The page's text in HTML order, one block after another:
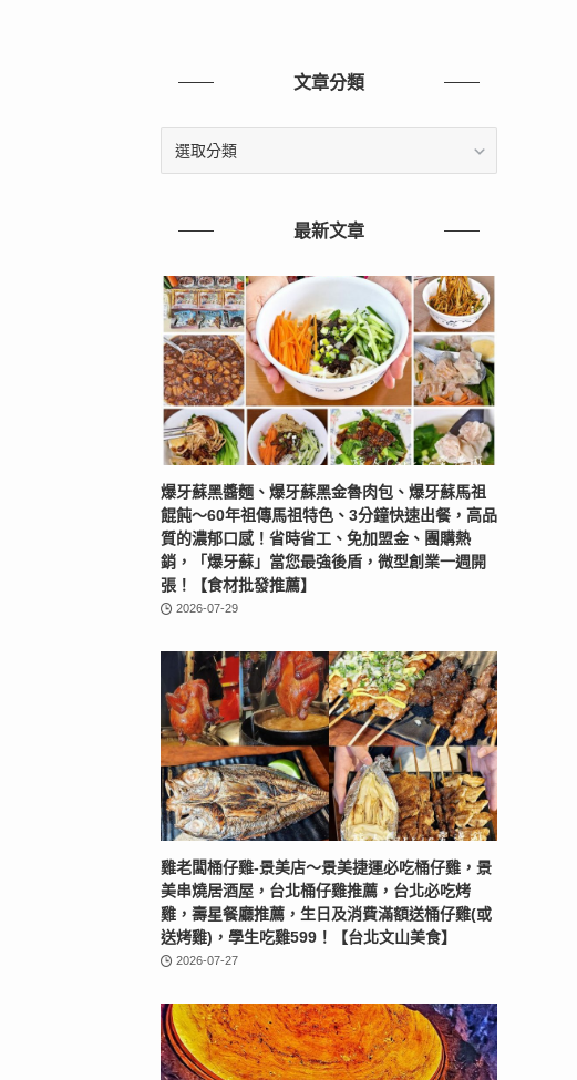
文章分類
最新文章
爆牙蘇黑醬麵、爆牙蘇黑金魯肉包、爆牙蘇馬祖
餛飩～60年祖傳馬祖特色、3分鐘快速出餐，高品
質的濃郁口感！省時省工、免加盟金、團購熱
銷，「爆牙蘇」當您最強後盾，微型創業一週開
張！【食材批發推薦】
2026-07-29
雞老闆桶仔雞-景美店〜景美捷運必吃桶仔雞，景
美串燒居酒屋，台北桶仔雞推薦，台北必吃烤
雞，壽星餐廳推薦，生日及消費滿額送桶仔雞(或
送烤雞)，學生吃雞599！【台北文山美食】
2026-07-27